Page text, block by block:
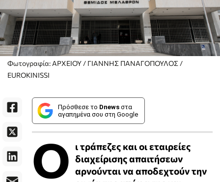
Φωτογραφία: ΑΡΧΕΙΟΥ / ΓΙΑΝΝΗΣ ΠΑΝΑΓΟΠΟΥΛΟΣ /
EUROKINISSI
Πρόσθεσε το Dnews στα
αγαπημένα σου στη Google
Ο ι τράπεζες και οι εταιρείες
διαχείρισης απαιτήσεων
αρνούνται να αποδεχτούν την